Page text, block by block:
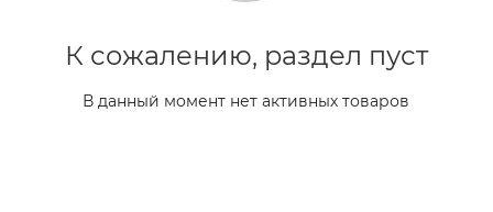
К сожалению, раздел пуст
В данный момент нет активных товаров